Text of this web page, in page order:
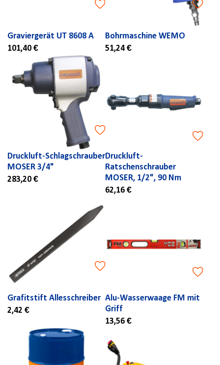
Graviergerät UT 8608 A
101,40 €
Bohrmaschine WEMO
51,24 €
Druckluft-Schlagschrauber
MOSER 3/4"
283,20 €
Druckluft-
Ratschenschrauber
MOSER, 1/2", 90 Nm
62,16 €
Grafitstift Allesschreiber
2,42 €
Alu-Wasserwaage FM mit
Griff
13,56 €